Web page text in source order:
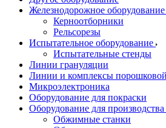
Железнодорожное оборудование
Керноотборники
Рельсорезы
Испытательное оборудование
Испытательные стенды
Линии грануляции
Линии и комплексы
Микроэлектроника
Оборудование для покраски
Оборудование для
Обжимные станки